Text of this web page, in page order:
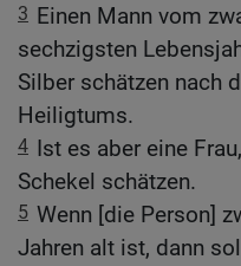
3 Einen Mann vom
sechzigsten
Silber schätzen nach
Heiligtums.
4 Ist es aber eine
Schekel schätzen.
5 Wenn [die Person]
Jahren alt ist, dann